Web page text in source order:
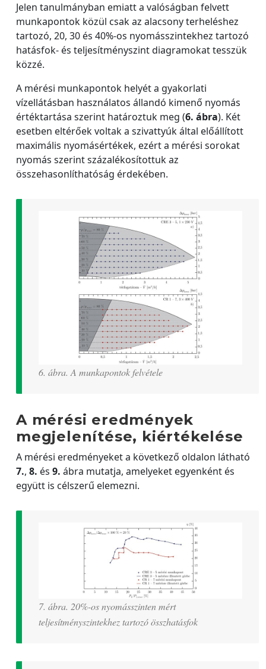
Jelen tanulmányban emiatt a valóságban felvett
munkapontok közül csak az alacsony terheléshez
tartozó, 20, 30 és 40%-os nyomásszintekhez tartozó
hatásfok- és teljesítményszint diagramokat tesszük
közzé.
A mérési munkapontok helyét a gyakorlati
vízellátásban használatos állandó kimenő nyomás
értéktartása szerint határoztuk meg (6. ábra). Két
esetben eltérőek voltak a szivattyúk által előállított
maximális nyomásértékek, ezért a mérési sorokat
nyomás szerint százalékosítottuk az
összehasonlíthatóság érdekében.
6. ábra. A munkapontok felvétele
A mérési eredmények
megjelenítése, kiértékelése
A mérési eredményeket a következő oldalon látható
7., 8. és 9. ábra mutatja, amelyeket egyenként és
együtt is célszerű elemezni.
7. ábra. 20%-os nyomásszinten mért
teljesítményszintekhez tartozó összhatásfok